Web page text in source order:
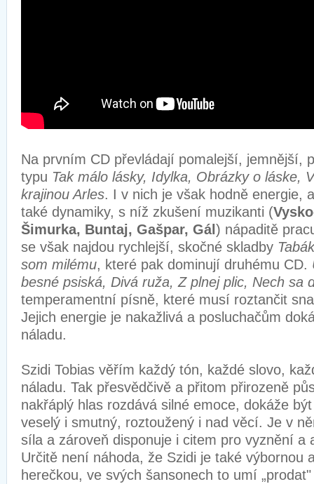
Na prvním CD převládají pomalejší, jemnější,
typu Tak málo lásky, Idylka, Obrázky o láske,
krajinou Arles. I v nich je však hodně energie,
také dynamiky, s níž zkušení muzikanti (
Šimurka, Buntaj, Gašpar, Gál ) nápaditě
se však najdou rychlejší, skočné skladby
som milému, které pak dominují druhému CD.
besné psiská, Divá ruža, Z plnej plic, Nech sa
temperamentní písně, které musí roztančit
Jejich energie je nakažlivá a posluchačům
náladu.
Szidi Tobias věřím každý tón, každé slovo,
náladu. Tak přesvědčivě a přitom přirozeně
nakřáplý hlas rozdává silné emoce, dokáže
veselý i smutný, roztoužený i nad věcí. Je v
síla a zároveň disponuje i citem pro vyznění a
Určitě není náhoda, že Szidi je také výbornou
herečkou, ve svých šansonech to umí